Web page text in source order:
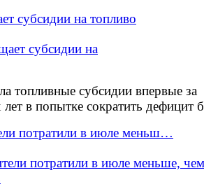
субсидии на топливо
топливные субсидии впервые за
в попытке сократить дефицит
потратили в июле меньш…